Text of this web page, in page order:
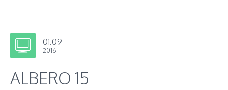
01.09
2016
ALBERO 15